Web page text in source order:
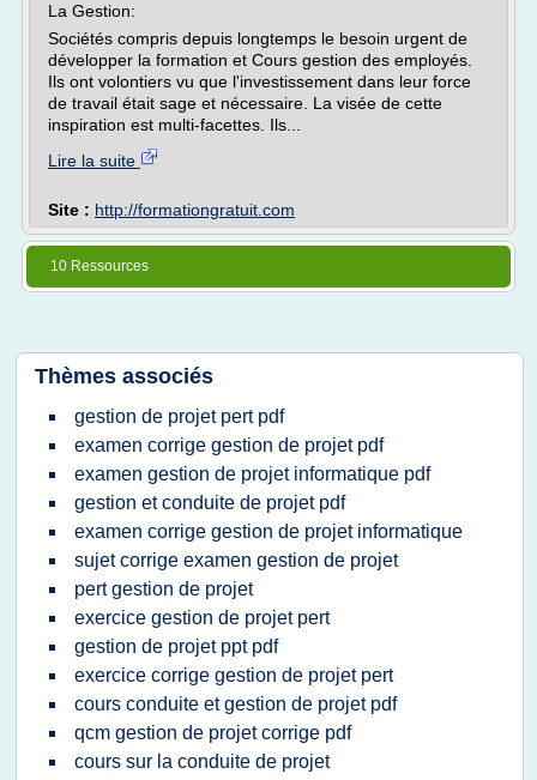
La Gestion:
Sociétés compris depuis longtemps le besoin urgent de
développer la formation et Cours gestion des employés.
Ils ont volontiers vu que l'investissement dans leur force
de travail était sage et nécessaire. La visée de cette
inspiration est multi-facettes. Ils...
Lire la suite
Site : http://formationgratuit.com
10 Ressources
Thèmes associés
gestion de projet pert pdf
examen corrige gestion de projet pdf
examen gestion de projet informatique pdf
gestion et conduite de projet pdf
examen corrige gestion de projet informatique
sujet corrige examen gestion de projet
pert gestion de projet
exercice gestion de projet pert
gestion de projet ppt pdf
exercice corrige gestion de projet pert
cours conduite et gestion de projet pdf
qcm gestion de projet corrige pdf
cours sur la conduite de projet